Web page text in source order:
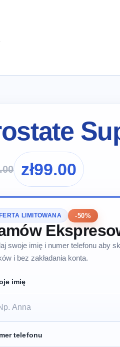
zł99.00
LIMITOWANA -50%
swoje imię i numer telefonu aby
i bez zakładania konta.
imię
telefonu